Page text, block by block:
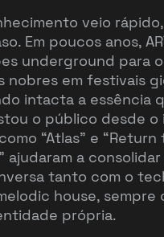
veio
Em poucos anos,
underground para
nobres em festivais
intacta a essência
o público desde o
“Atlas” e “Return
ajudaram a
tanto com o
house, sempre
própria.